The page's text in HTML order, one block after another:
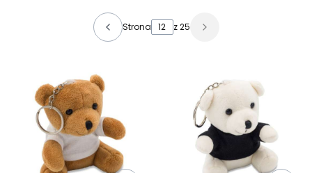
Lista produktów
Strona z 25